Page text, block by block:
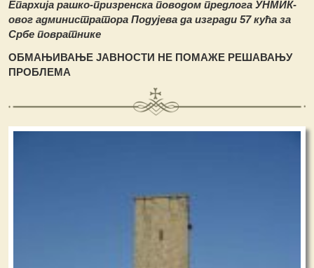
Епархија рашко-призренска поводом предлога УНМИК-
овог администратора Подујева да изгради 57 кућа за
Србе повратнике
ОБМАЊИВАЊЕ ЈАВНОСТИ НЕ ПОМАЖЕ РЕШАВАЊУ
ПРОБЛЕМА